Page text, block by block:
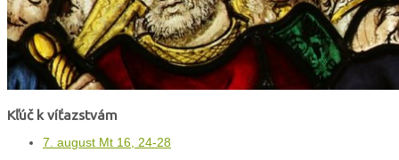
Kľúč k víťazstvám
7. august Mt 16, 24-28